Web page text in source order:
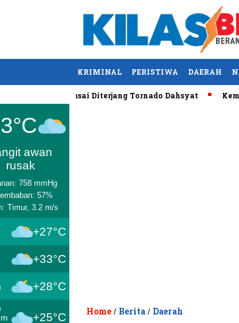
KRIMINAL PERISTIWA DAERAH
Tewas usai Diterjang Tornado Dahsyat Kemendag
awan
rusak
758 mmHg
57%
Timur, 3.2 m/s
+27°C
+33°C
+28°C
+25°C Home / Berita / Daerah